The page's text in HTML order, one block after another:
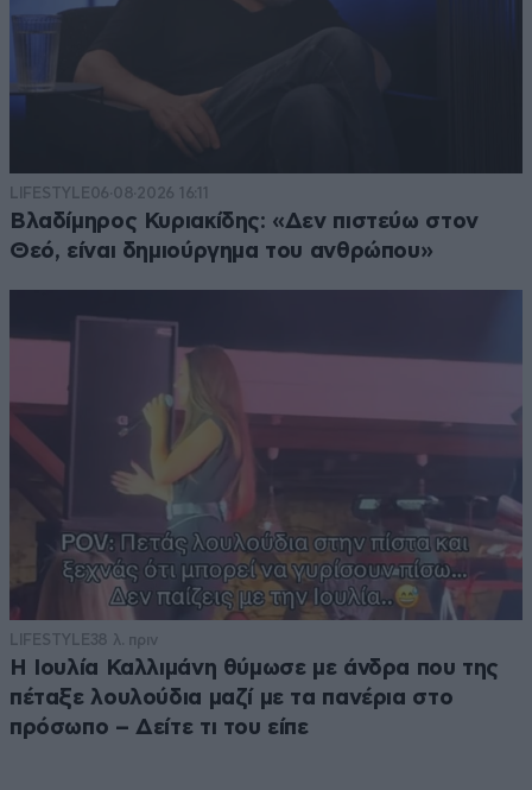
LIFESTYLE06·08·2026 16:11
Βλαδίμηρος Κυριακίδης: «Δεν πιστεύω στον
Θεό, είναι δημιούργημα του ανθρώπου»
LIFESTYLE38 λ. πριν
Η Ιουλία Καλλιμάνη θύμωσε με άνδρα που της
πέταξε λουλούδια μαζί με τα πανέρια στο
πρόσωπο – Δείτε τι του είπε